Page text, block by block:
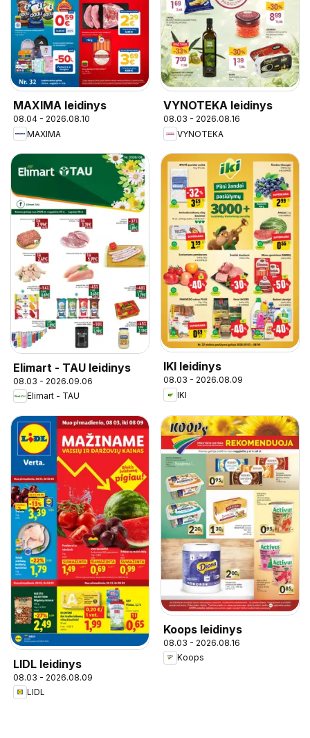
MAXIMA leidinys
08.04 - 2026.08.10
MAXIMA
VYNOTEKA leidinys
08.03 - 2026.08.16
VYNOTEKA
Elimart - TAU leidinys
08.03 - 2026.09.06
Elimart - TAU
IKI leidinys
08.03 - 2026.08.09
IKI
LIDL leidinys
08.03 - 2026.08.09
LIDL
Koops leidinys
08.03 - 2026.08.16
Koops